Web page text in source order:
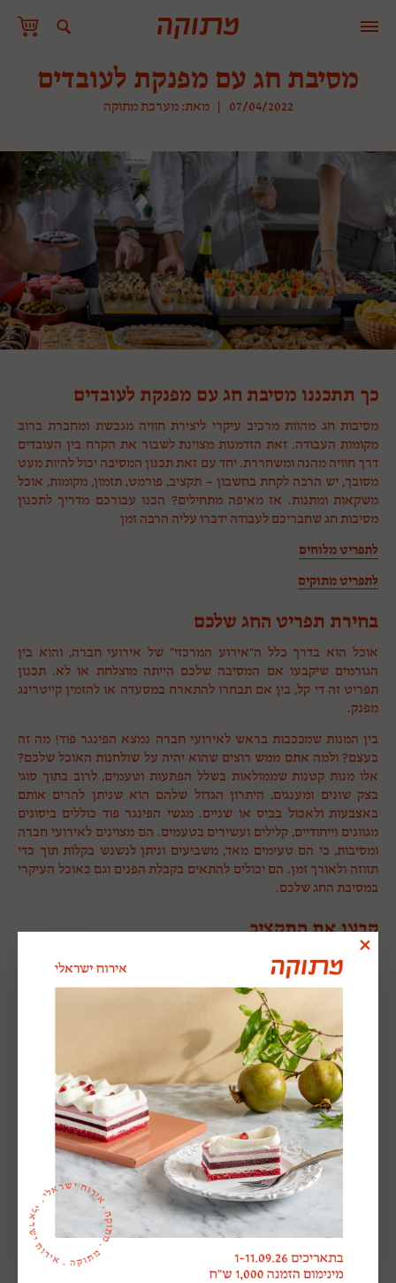
מסיבת חג עם מפנקת לעובדים
07/04/2022
| מאת: מערכת מתוקה
כך תתכננו מסיבת חג עם מפנקת לעובדים
מסיבות חג מהוות מרכיב עיקרי ליצירת חוויה מגבשת ומחברת ברוב
מקומות העבודה. זאת הזדמנות מצוינת לשבור את הקרח בין העובדים
דרך חוויה מהנה ומשחררת. יחד עם זאת תכנון המסיבה יכול להיות מעט
מסובך, יש הרבה לקחת בחשבון – תקציב, פורמט, תזמון, מקומות, אוכל
משקאות ומתנות. אז מאיפה מתחילים? הכנו עבורכם מדריך לתכנון
מסיבות חג שחבריכם לעבודה ידברו עליה הרבה זמן
לתפריט מלוחים
לתפריט מתוקים
בחירת תפריט החג שלכם
אוכל הוא בדרך כלל ה”אירוע המרכזי” של אירועי חברה, והוא בין
הגורמים שיקבעו אם המסיבה שלכם הייתה מוצלחת או לא. תכנון
תפריט זה די קל, בין אם תבחרו להתארח במסעדה או להזמין קייטרינג
מפנק.
בין המנות שמככבות בראש לאירועי חברה נמצא הפינגר פוד! מה זה
בעצם? ולמה אתם ממש רוצים שהוא יהיה על שולחנות האוכל שלכם?
אלו מנות קטנות שממולאות בשלל הפתעות וטעמים, לרוב בתוך סוגי
בצק שונים ומענגים, היתרון הגדול שלהם הוא שניתן להרים אותם
באצבעות ולאכול בביס או שניים. מגשי הפינגר פוד כוללים ביסונים
מגוונים וייחודיים, קלילים ועשירים בטעמים. הם מצוינים לאירועי חברה
ומסיבות, כי הם טעימים מאד, משביעים וניתן לנשנש בקלות תוך כדי
תזוזה ולאורך זמן. הם יכולים להתאים בקבלת הפנים וגם כאוכל העיקרי
במסיבת החג שלכם.
קבעו את התקציב
הגדרת תקציב מסיבת החג זה השלב הראשוני בתכנון המסיבה, התקציב
זה הכנפיים שיקבעו כמה גבוהה תוכלו לעוף בהפקת אירוע החברה
שלכם. אחרי קביעת התקציב תעשו רשימה של סדר עדיפויות, מה הכי
חשוב שיהיה במסיבה ובאיזה רמת איכות.
מתנות לכולם
אין כמו לסיים את מסיבת החג במקום העבודה עם מתנה מדליקה, תוכלו
לבחור את סוג המתנה בהתאם לחג המתקרב. אם חג פורים מתקרב
תוכלו לתת להם משלוח מנות מפנק או אם מדובר דווקא בפסח אז אולי
מארז חגיגי לערב חג עם בקבוק יין יכול להיות רעיון נפלא.
הוסיפו תוכנית אומנותית
אם אתם רוצים להכניס למסיבת החג שלכם עניין וייחודיות תוכלו להוסיף
אלמנט אומנותי שיעסיק את העובדים, זה יכול להיות סדנה שמפעילה
את העובדים, בין אם יצירה, ריקוד או מוזיקה. פעילות קבוצתית יכולה
להכניס הרבה הומור וקלילות למרחב החברתי.